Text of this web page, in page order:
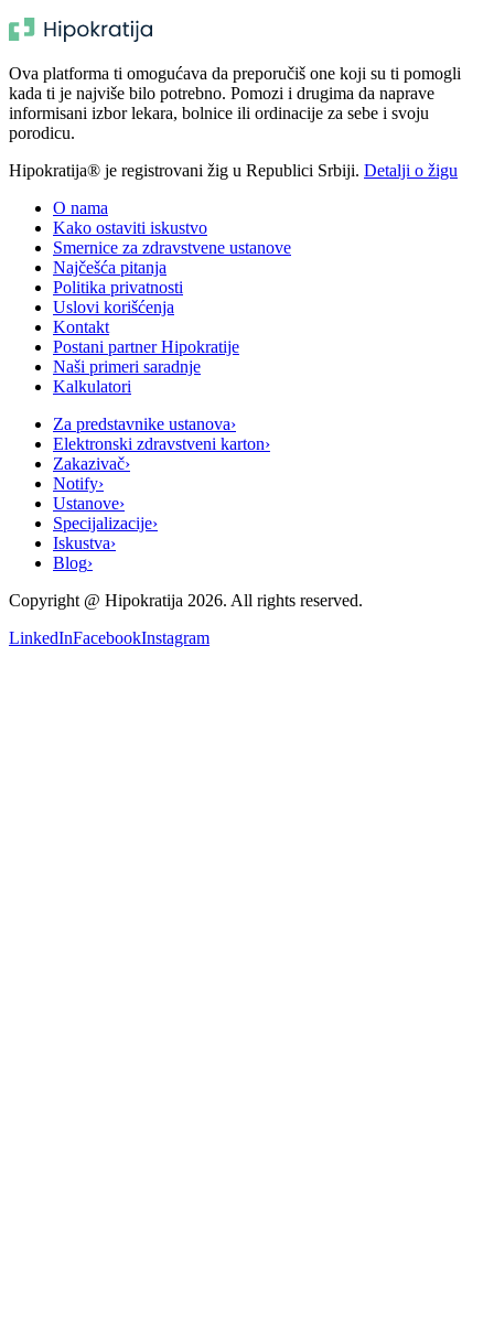
Ova platforma ti omogućava da preporučiš one koji su ti pomogli
kada ti je najviše bilo potrebno. Pomozi i drugima da naprave
informisani izbor lekara, bolnice ili ordinacije za sebe i svoju
porodicu.
Hipokratija® je registrovani žig u Republici Srbiji. Detalji o žigu
O nama
Kako ostaviti iskustvo
Smernice za zdravstvene ustanove
Najčešća pitanja
Politika privatnosti
Uslovi korišćenja
Kontakt
Postani partner Hipokratije
Naši primeri saradnje
Kalkulatori
Za predstavnike ustanova›
Elektronski zdravstveni karton›
Zakazivač›
Notify›
Ustanove›
Specijalizacije›
Iskustva›
Blog›
Copyright @ Hipokratija 2026. All rights reserved.
LinkedInFacebookInstagram